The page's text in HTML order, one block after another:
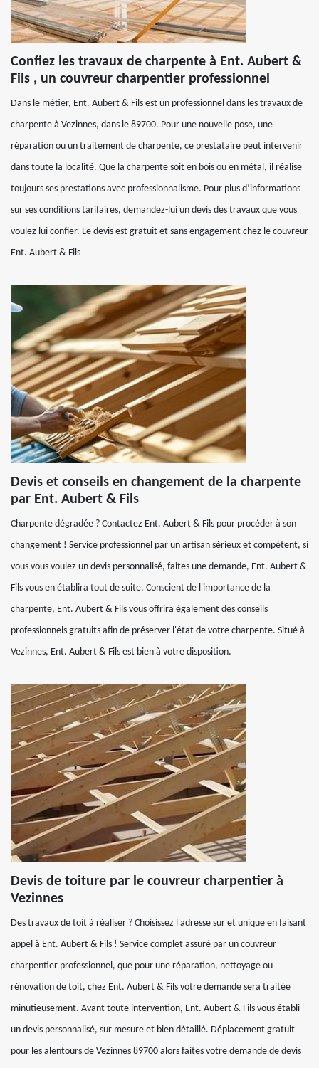
Confiez les travaux de charpente à Ent. Aubert &
Fils , un couvreur charpentier professionnel
Dans le métier, Ent. Aubert & Fils est un professionnel dans les travaux de
charpente à Vezinnes, dans le 89700. Pour une nouvelle pose, une
réparation ou un traitement de charpente, ce prestataire peut intervenir
dans toute la localité. Que la charpente soit en bois ou en métal, il réalise
toujours ses prestations avec professionnalisme. Pour plus d’informations
sur ses conditions tarifaires, demandez-lui un devis des travaux que vous
voulez lui confier. Le devis est gratuit et sans engagement chez le couvreur
Ent. Aubert & Fils
Devis et conseils en changement de la charpente
par Ent. Aubert & Fils
Charpente dégradée ? Contactez Ent. Aubert & Fils pour procéder à son
changement ! Service professionnel par un artisan sérieux et compétent, si
vous vous voulez un devis personnalisé, faites une demande, Ent. Aubert &
Fils vous en établira tout de suite. Conscient de l'importance de la
charpente, Ent. Aubert & Fils vous offrira également des conseils
professionnels gratuits afin de préserver l'état de votre charpente. Situé à
Vezinnes, Ent. Aubert & Fils est bien à votre disposition.
Devis de toiture par le couvreur charpentier à
Vezinnes
Des travaux de toit à réaliser ? Choisissez l'adresse sur et unique en faisant
appel à Ent. Aubert & Fils ! Service complet assuré par un couvreur
charpentier professionnel, que pour une réparation, nettoyage ou
rénovation de toit, chez Ent. Aubert & Fils votre demande sera traitée
minutieusement. Avant toute intervention, Ent. Aubert & Fils vous établi
un devis personnalisé, sur mesure et bien détaillé. Déplacement gratuit
pour les alentours de Vezinnes 89700 alors faites votre demande de devis